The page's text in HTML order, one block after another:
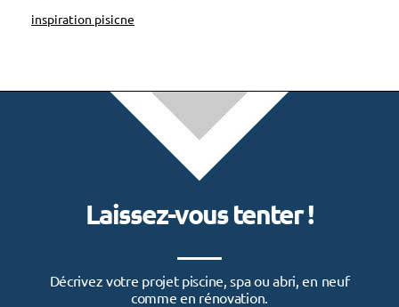
inspiration pisicne
Laissez-vous tenter !
Décrivez votre projet piscine, spa ou abri, en neuf
comme en rénovation.